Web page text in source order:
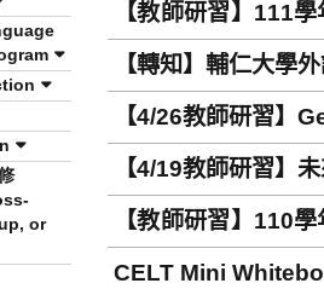
or
【教師研習】111
CELT's workshops
【轉知】輔仁大學
【4/26教師研習】
【4/19教師研習】
【教師研習】110
CELT's workshops
CELT Mini